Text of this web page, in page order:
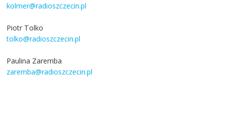
kolmer@radioszczecin.pl
Piotr Tolko
tolko@radioszczecin.pl
Paulina Zaremba
zaremba@radioszczecin.pl